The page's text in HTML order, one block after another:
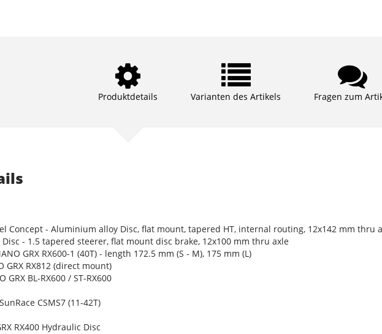
Produktdetails Varianten des Artikels Fragen zum
Concept - Aluminium alloy Disc, flat mount, tapered HT, internal routing, 12x142 mm thru
Disc - 1.5 tapered steerer, flat mount disc brake, 12x100 mm thru axle
GRX RX600-1 (40T) - length 172.5 mm (S - M), 175 mm (L)
GRX RX812 (direct mount)
GRX BL-RX600 / ST-RX600
SunRace CSMS7 (11-42T)
RX400 Hydraulic Disc